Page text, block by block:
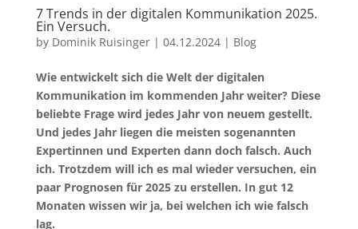
7 Trends in der digitalen Kommunikation 2025.
Ein Versuch.
by Dominik Ruisinger| 04.12.2024| Blog
Wie entwickelt sich die Welt der digitalen
Kommunikation im kommenden Jahr weiter? Diese
beliebte Frage wird jedes Jahr von neuem gestellt.
Und jedes Jahr liegen die meisten sogenannten
Expertinnen und Experten dann doch falsch. Auch
ich. Trotzdem will ich es mal wieder versuchen, ein
paar Prognosen für 2025 zu erstellen. In gut 12
Monaten wissen wir ja, bei welchen ich wie falsch
lag.